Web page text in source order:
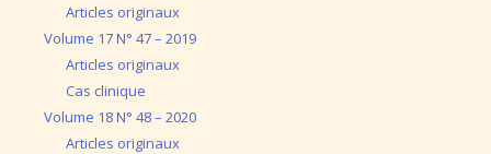
Articles originaux
Volume 17 N° 47 – 2019
Articles originaux
Cas clinique
Volume 18 N° 48 – 2020
Articles originaux